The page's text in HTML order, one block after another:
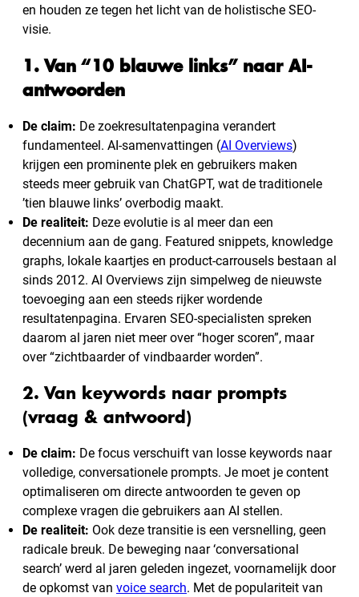
en houden ze tegen het licht van de holistische SEO-
visie.
1. Van “10 blauwe links” naar AI-
antwoorden
De claim: De zoekresultatenpagina verandert
fundamenteel. AI-samenvattingen (AI Overviews)
krijgen een prominente plek en gebruikers maken
steeds meer gebruik van ChatGPT, wat de traditionele
’tien blauwe links’ overbodig maakt.
De realiteit: Deze evolutie is al meer dan een
decennium aan de gang. Featured snippets, knowledge
graphs, lokale kaartjes en product-carrousels bestaan al
sinds 2012. AI Overviews zijn simpelweg de nieuwste
toevoeging aan een steeds rijker wordende
resultatenpagina. Ervaren SEO-specialisten spreken
daarom al jaren niet meer over “hoger scoren”, maar
over “zichtbaarder of vindbaarder worden”.
2. Van keywords naar prompts
(vraag & antwoord)
De claim: De focus verschuift van losse keywords naar
volledige, conversationele prompts. Je moet je content
optimaliseren om directe antwoorden te geven op
complexe vragen die gebruikers aan AI stellen.
De realiteit: Ook deze transitie is een versnelling, geen
radicale breuk. De beweging naar ‘conversational
search’ werd al jaren geleden ingezet, voornamelijk door
de opkomst van voice search. Met de populariteit van